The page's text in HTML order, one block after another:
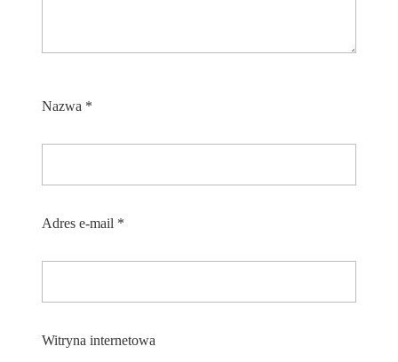
Nazwa *
Adres e-mail *
Witryna internetowa